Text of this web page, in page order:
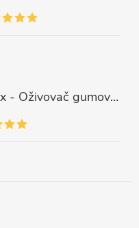
Koch Chemie GUF Gummifix - Oživovač gumových koberců (1000ml)